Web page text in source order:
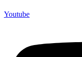
Youtube